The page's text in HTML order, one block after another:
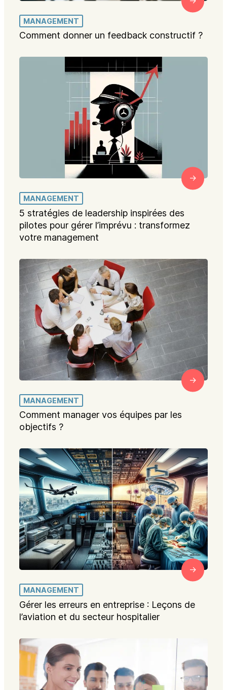
MANAGEMENT
Comment donner un feedback constructif ?
MANAGEMENT
5 stratégies de leadership inspirées des
pilotes pour gérer l’imprévu : transformez
votre management
MANAGEMENT
Comment manager vos équipes par les
objectifs ?
MANAGEMENT
Gérer les erreurs en entreprise : Leçons de
l’aviation et du secteur hospitalier